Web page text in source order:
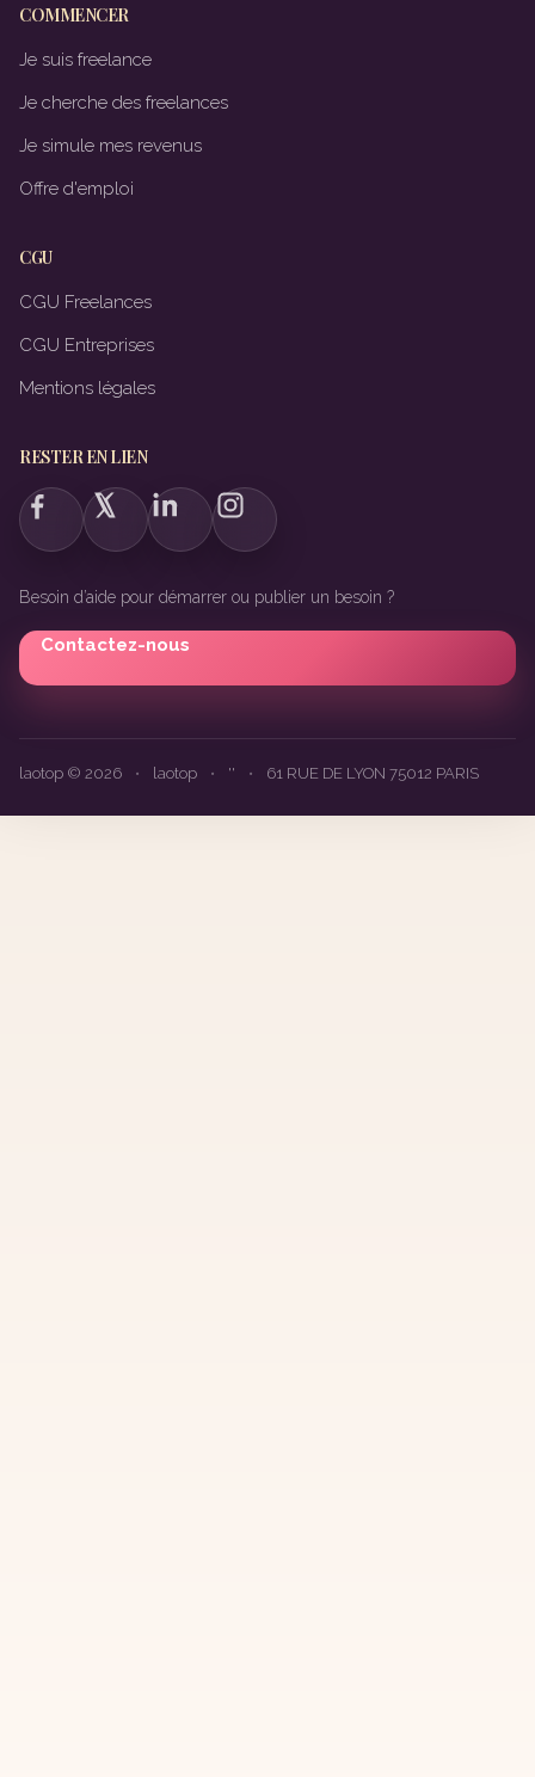
COMMENCER
Je suis freelance
Je cherche des freelances
Je simule mes revenus
Offre d'emploi
CGU
CGU Freelances
CGU Entreprises
Mentions légales
RESTER EN LIEN
Besoin d’aide pour démarrer ou publier un besoin ?
Contactez-nous
laotop © 2026 • laotop • '' • 61 RUE DE LYON 75012 PARIS